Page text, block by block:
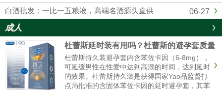
06-27
白酒批发：一比一五粮液，高端名酒源头直供
成人
杜蕾斯延时装有用吗？杜蕾斯的避孕套质量
怎么样啊
杜蕾斯持久装避孕套内含苯佐卡因（6-8mg），
可延缓男性在性爱中达到高潮的时间，达到延时
的效果。杜蕾斯持久装是获得国家Yao品监督打
点局批准的含固体苯佐卡因的延时避孕套，其苯